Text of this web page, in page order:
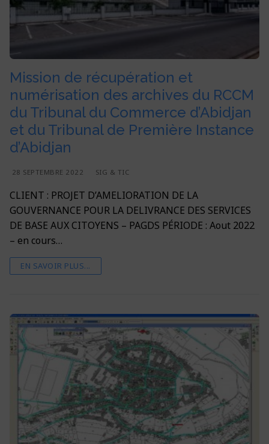
Implantation
Vision de BPL Horizon 2030
Agriculture et Développement rural
Système d’Information Géographique (SIG) & TIC
Bâtiment
Environnement
SIG & TIC
Postuler à nos offres
Français
English
Mission de récupération et
numérisation des archives du RCCM
du Tribunal du Commerce d’Abidjan
et du Tribunal de Première Instance
d’Abidjan
28 SEPTEMBRE 2022 SIG & TIC
CLIENT : PROJET D’AMELIORATION DE LA
GOUVERNANCE POUR LA DELIVRANCE DES SERVICES
DE BASE AUX CITOYENS – PAGDS PÉRIODE : Aout 2022
– en cours…
EN SAVOIR PLUS...